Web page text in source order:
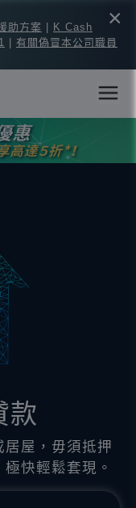
×
助方案
K Cash
有關偽冒本公司職員
款
居屋，毋須抵押
快輕鬆套現。